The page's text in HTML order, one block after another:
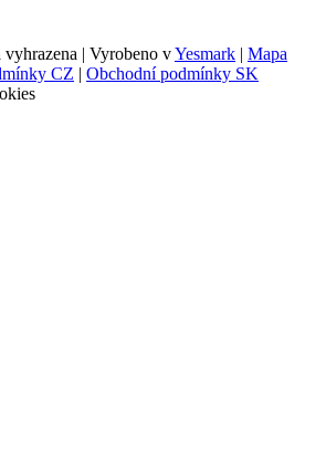
| Vyrobeno vYesmark | Mapa
CZ | Obchodní podmínky SK